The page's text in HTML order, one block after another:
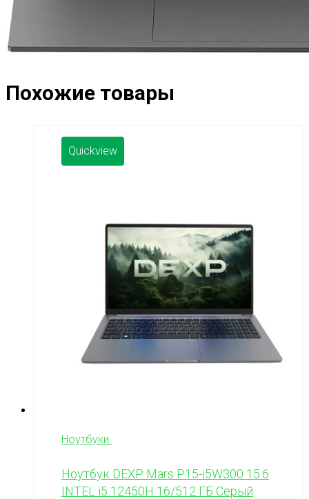
Похожие товары
Quickview
Ноутбуки
Ноутбук DEXP Mars P15-i5W300 15.6
INTEL i5 12450H 16/512 ГБ Серый